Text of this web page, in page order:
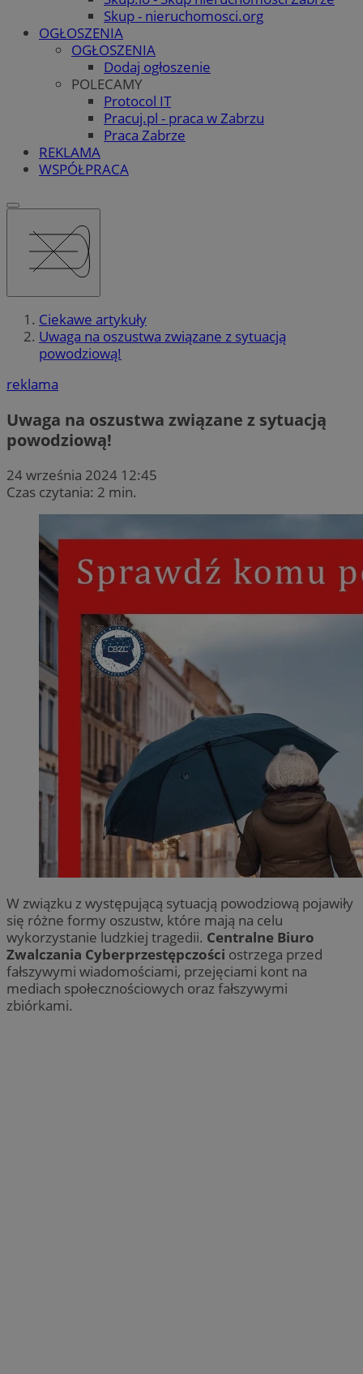
Skup - nieruchomosci.org
OGŁOSZENIA
OGŁOSZENIA
Dodaj ogłoszenie
POLECAMY
Protocol IT
Pracuj.pl - praca w Zabrzu
Praca Zabrze
REKLAMA
WSPÓŁPRACA
Ciekawe artykuły
Uwaga na oszustwa związane z sytuacją
powodziową!
reklama
Uwaga na oszustwa związane z sytuacją
powodziową!
24 września 2024 12:45
Czas czytania: 2 min.
W związku z występującą sytuacją powodziową pojawiły
się różne formy oszustw, które mają na celu
wykorzystanie ludzkiej tragedii. Centralne Biuro
Zwalczania Cyberprzestępczości ostrzega przed
fałszywymi wiadomościami, przejęciami kont na
mediach społecznościowych oraz fałszywymi
zbiórkami.